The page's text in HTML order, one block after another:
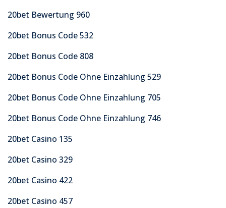
20bet Bewertung 960
20bet Bonus Code 532
20bet Bonus Code 808
20bet Bonus Code Ohne Einzahlung 529
20bet Bonus Code Ohne Einzahlung 705
20bet Bonus Code Ohne Einzahlung 746
20bet Casino 135
20bet Casino 329
20bet Casino 422
20bet Casino 457